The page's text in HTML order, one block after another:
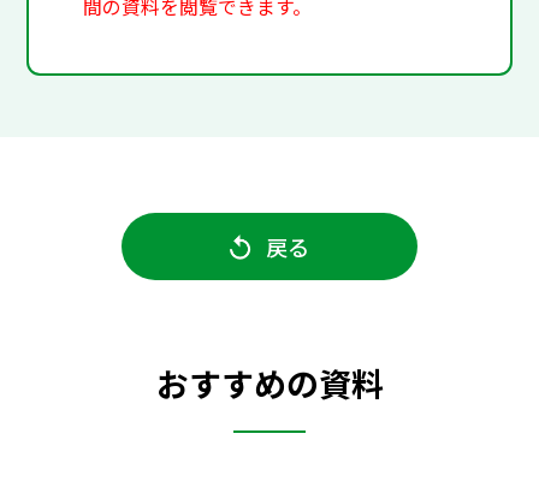
間の資料を閲覧できます。
戻る
おすすめの資料